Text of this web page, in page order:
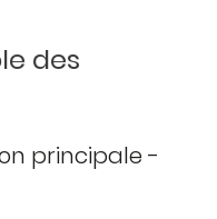
des
principale -